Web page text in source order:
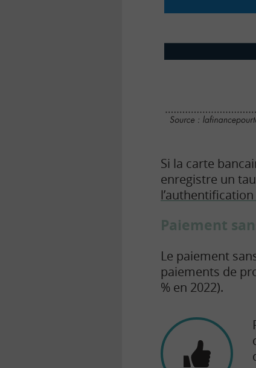
Si la carte
enregistre un
Paiement
Le paiement
paiements de
% en 2022).